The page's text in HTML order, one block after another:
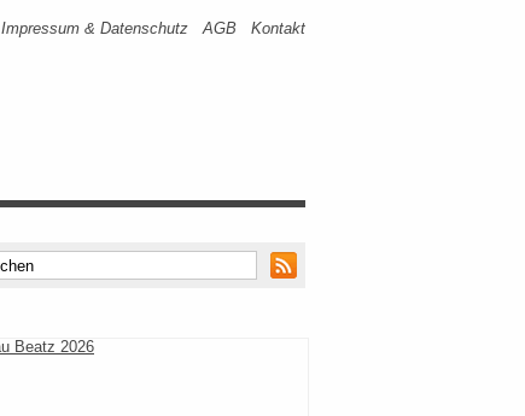
Impressum & Datenschutz AGB Kontakt